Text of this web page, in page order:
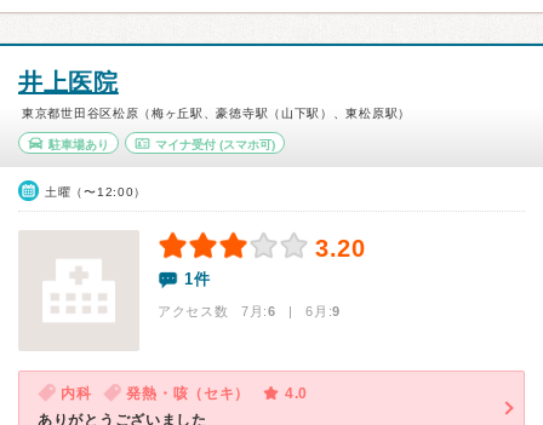
井上医院
東京都世田谷区松原（梅ヶ丘駅、豪徳寺駅（山下駅）、東松原駅）
駐車場あり マイナ受付(スマホ可)
土曜（〜12:00）
3.20
1件
アクセス数 7月:6 | 6月:9
内科 発熱・咳（セキ）
4.0
ありがとうございました